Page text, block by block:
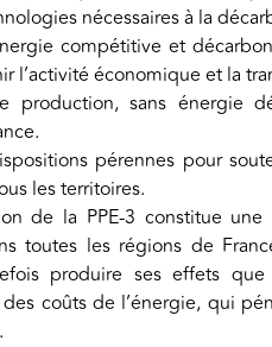
nécessaires à la
compétitive et
l’activité économique et la
production, sans énergie
pérennes pour
les territoires.
de la PPE-3 constitue
toutes les régions de
produire ses effets
coûts de l’énergie, qui